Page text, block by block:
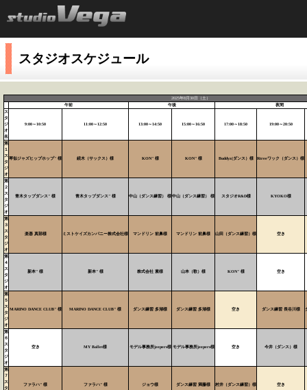
スタジオスケジュール
2025年8月30日（土）
午前
午後
夜間
ス
タ
ジ
オ
名
9:00～10:50 11:00～12:50 13:00～14:50 15:00～16:50 17:00～18:50 19:00～20:50
第
１
ス
タ
ジ
オ
琴似ジャズヒップホップ" 様 続木（サックス）様 KON" 様 KON" 様 Buddyz(ダンス）様 Rtreeワック（ダンス）様
第
２
ス
タ
ジ
オ
青木タップダンス" 様 青木タップダンス" 様 中山（ダンス練習） 様中山（ダンス練習） 様 スタジオR&D様 KYOKO様
第
３
ス
タ
ジ
オ
楽器 真部様 ミストケイズカンパニー株式会社様 マンドリン 前鼻様 マンドリン 前鼻様 山田（ダンス練習）様 空き
第
４
ス
タ
ジ
オ
新本" 様 新本" 様 株式会社 素様 山本（歌）様 KON" 様 空き
第
５
ス
タ
ジ
オ
MARINO DANCE CLUB" 様 MARINO DANCE CLUB" 様 ダンス練習 多湖様 ダンス練習 多湖様 空き ダンス練習 長谷川様
第
６
ス
タ
ジ
オ
空き MY Ballet様 モデル事務所jeepers様 モデル事務所jeepers様 空き 今井（ダンス）様
第
７
ス
タ
ファラハ" 様 ファラハ" 様 ジョウ様 ダンス練習 満藤様 村井（ダンス練習）様 空き